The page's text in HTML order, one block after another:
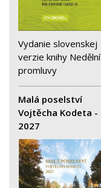
Vydanie slovenskej
verzie knihy Nedělní
promluvy
Malá poselství
Vojtěcha Kodeta -
2027